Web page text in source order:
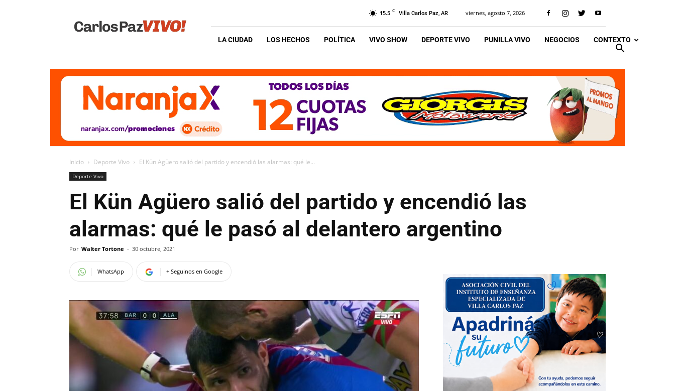
Vivo
15.5 C Villa Carlos Paz, AR viernes, agosto 7, 2026
LA CIUDAD LOS HECHOS POLÍTICA VIVO SHOW DEPORTE VIVO PUNILLA VIVO NEGOCIOS CONTEXTO
Inicio Deporte Vivo El Kün Agüero salió del partido y encendió las alarmas: qué le...
Deporte Vivo
El Kün Agüero salió del partido y encendió las
alarmas: qué le pasó al delantero argentino
Por Walter Tortone - 30 octubre, 2021
WhatsApp + Seguinos en Google